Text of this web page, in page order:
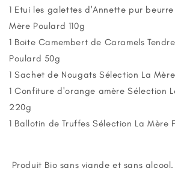
1 Etui les galettes d'Annette pur beurre
Mère Poulard 110g
1 Boite Camembert de Caramels
Poulard 50g
1 Sachet de Nougats Sélection La
1 Confiture d'orange amère Sélection
220g
1 Ballotin de Truffes Sélection La Mère
Produit Bio sans viande et sans alcool.